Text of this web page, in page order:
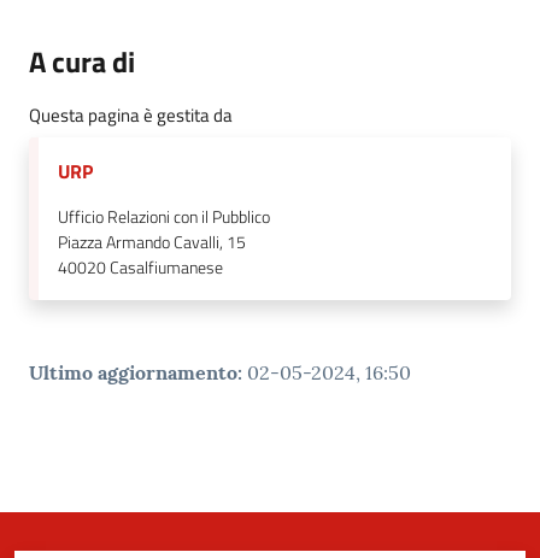
A cura di
Questa pagina è gestita da
URP
Ufficio Relazioni con il Pubblico
Piazza Armando Cavalli, 15
40020Casalfiumanese
Ultimo aggiornamento: 02-05-2024, 16:50